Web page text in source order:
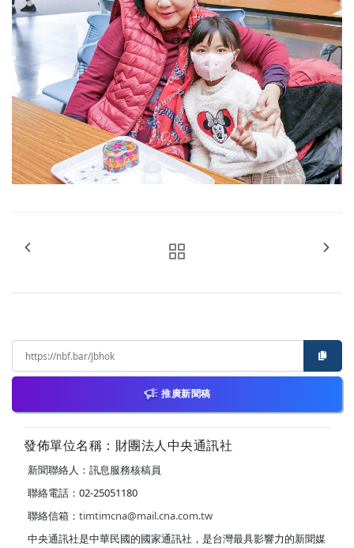
推廣新聞稿
發佈單位名稱：財團法人中央通訊社
新聞聯絡人：訊息服務核稿員
聯絡電話：02-25051180
聯絡信箱： timtimcna@mail.cna.com.tw
中央通訊社是中華民國的國家通訊社，是台灣最具影響力的新聞媒